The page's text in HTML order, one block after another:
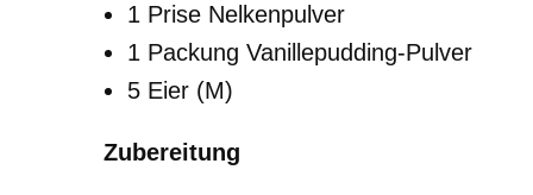
1 Prise Nelkenpulver
1 Packung Vanillepudding-Pulver
5 Eier (M)
Zubereitung